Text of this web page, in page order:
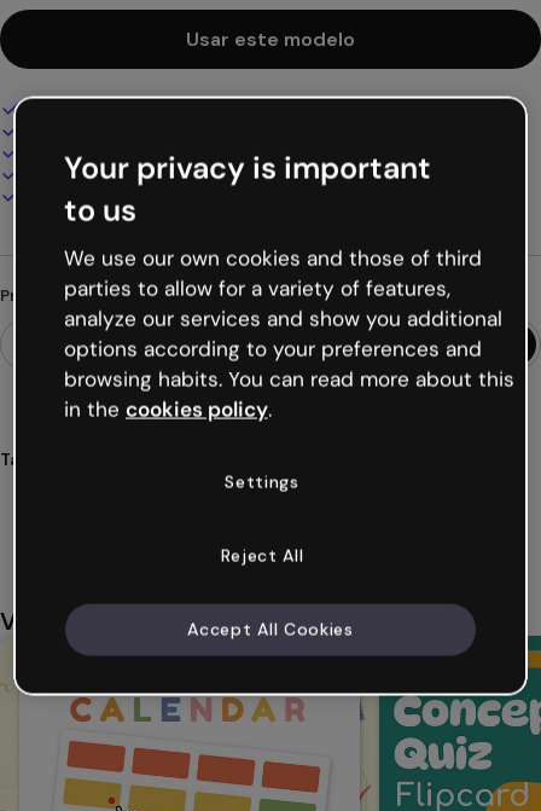
Usar este modelo
Design interativo e animado
Adicione áudio, vídeo e multimídia
Apresente, compartilhe ou publique online
Baixe em PDF, MP4 e outros formatos
Procurando algo diferente?
Tags
lista semente
Você também pode gostar
Your privacy is important
to us
We use our own cookies and those of third
parties to allow for a variety of features,
analyze our services and show you additional
options according to your preferences and
browsing habits. You can read more about this
in the cookies policy.
Settings
Reject All
Accept All Cookies